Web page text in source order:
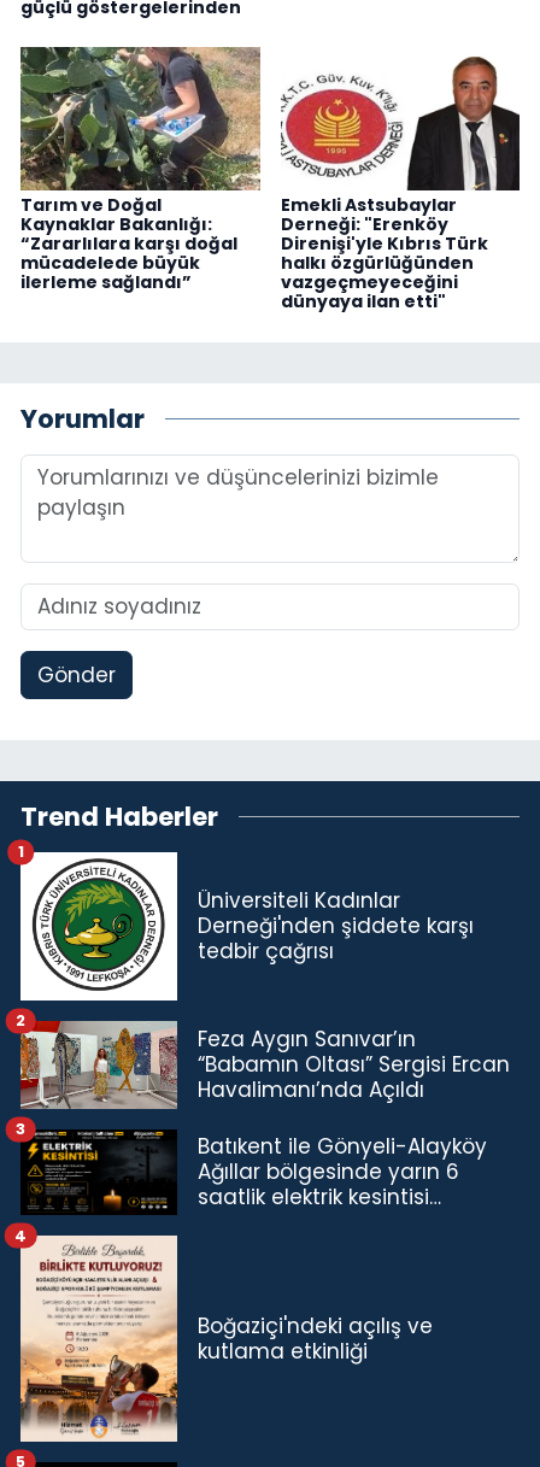
güçlü göstergelerinden
Tarım ve Doğal
Kaynaklar Bakanlığı:
“Zararlılara karşı doğal
mücadelede büyük
ilerleme sağlandı”
Emekli Astsubaylar
Derneği: "Erenköy
Direnişi'yle Kıbrıs Türk
halkı özgürlüğünden
vazgeçmeyeceğini
dünyaya ilan etti"
Yorumlar
Gönder
Trend Haberler
Üniversiteli Kadınlar
Derneği'nden şiddete karşı
tedbir çağrısı
1
Feza Aygın Sanıvar’ın
“Babamın Oltası” Sergisi Ercan
Havalimanı’nda Açıldı
2
Batıkent ile Gönyeli-Alayköy
Ağıllar bölgesinde yarın 6
saatlik elektrik kesintisi…
3
Boğaziçi'ndeki açılış ve
kutlama etkinliği
4
5